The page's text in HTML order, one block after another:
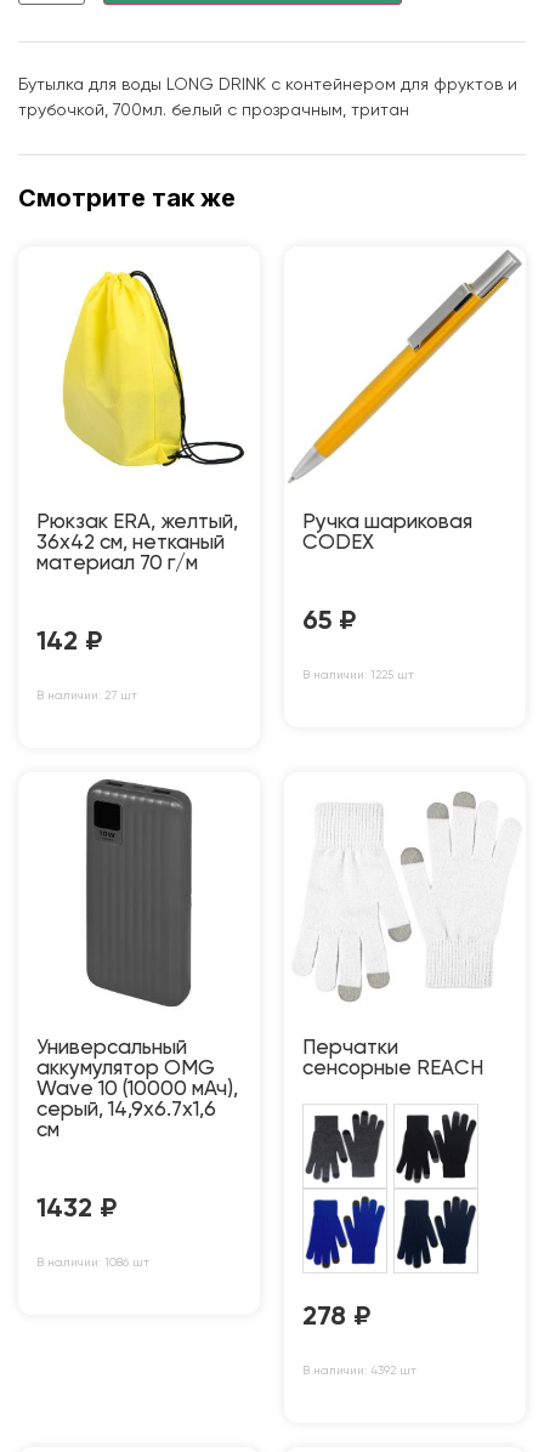
Бутылка для воды LONG DRINK с контейнером для фруктов и
трубочкой, 700мл. белый с прозрачным, тритан
Смотрите так же
Рюкзак ERA, желтый,
36х42 см, нетканый
материал 70 г/м
142 ₽
В наличии: 27 шт
Ручка шариковая
CODEX
65 ₽
В наличии: 1225 шт
Универсальный
аккумулятор OMG
Wave 10 (10000 мАч),
серый, 14,9х6.7х1,6
см
1432 ₽
В наличии: 1086 шт
Перчатки
сенсорные REACH
278 ₽
В наличии: 4392 шт